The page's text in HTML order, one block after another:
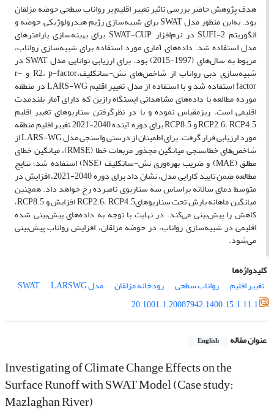
هدف پژوهش حاضر بررسی تاثیر تغییر اقلیم بر رواناب سطحی حوضه مزلقان
بود. به‌این منظور مدل SWAT برای شبیه‌سازی رژیم هیدرولوژیکی حوضه و
الگوریتم SUFI-2 در نرم‌افزار SWAT-CUP برای بهینه‌سازی پارامترهای
مدل استفاده شد. داده‌های آماری مورد استفاده برای شبیه‌سازی رواناب،
مربوط به سال‌های (1997-2015) بود. برای ارزیابی توانایی مدل SWAT در
شبیه‌سازی دبی رواناب از شاخص‌های نش-ساتکلیف،R2، p-factor و r-
factor استفاده شد و با استفاده از مدل تغییر اقلیم LARS-WG در منطقه
مورده مطالعه با داده‌های مشاهداتی ایستگاه رازین که دارای آمار بلندمدت
اقلیمی است، ریزمقیاس نموده و با در نظرگرفتن سناریوهای تغییر اقلیم
RCP2.6، RCP4.5 و RCP8.5 برای دوره آینده 2040-2021 تغییر اقلیم منطقه
مورد ارزیابی قرار گرفت. ﺑﺮای اﻃﻤﯿﻨﺎن از درﺳﺘﯽ واﺳﻨﺠﯽ ﻣﺪل LARS-WG از
ﺷﺎﺧﺺﻫﺎی ﺧﻄﺎﺳﻨﺠﯽ ﻣﯿﺎﻧﮕﯿﻦ ﻣﺠﺬور ﻣﺮﺑﻌﺎت ﺧﻄﺎ (RMSE)، ﻣﯿﺎﻧﮕﯿﻦ ﺧﻄﺎی
ﻣﻄﻠﻖ (MAE) و ﺿﺮﯾﺐ ﺑﻬره‌وری ﻧﺶ-ﺳﺎﺗﮑﻠﯿﻒ (NSE) اﺳﺘﻔﺎده ﺷﺪ؛ نتایج
مطالعه ضمن تایید کارایی مدل، نشان داد برای دوره 2040-2021، افزایش در
متوسط دمای سالانه براساس سه سناریوی نامبرده رخ خواهد داد. همچنین
میانگین ماهانه بارش تحت سناریوهایRCP2.6، RCP4.5 افزایش و RCP8.5،
کاهش را پیش‌بینی می‌کند. در نهایت با توجه به داده‌های پیش‌بینی شده
اقلیمی در شبیه‌سازی رواناب، در حوضه مزلقان، افزایش رواناب پیش‌بینی
می‌شود.
کلیدواژه‌ها
تغییر اقلیم
رواناب سطحی رودخانه مزلقان مدل SWATLARSWG
20.1001.1.20087942.1400.15.1.11.1
عنوان مقاله English
Investigating of Climate Change Effects on the
Surface Runoff with SWAT Model (Case study:
Mazlaghan River)